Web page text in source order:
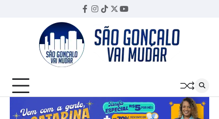
Facebook
Instagram
TikTok
TwitterYouTube